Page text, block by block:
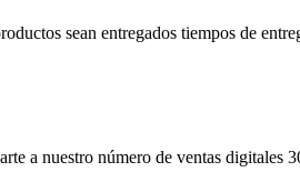
sean entregados tiempos de
a nuestro número de ventas